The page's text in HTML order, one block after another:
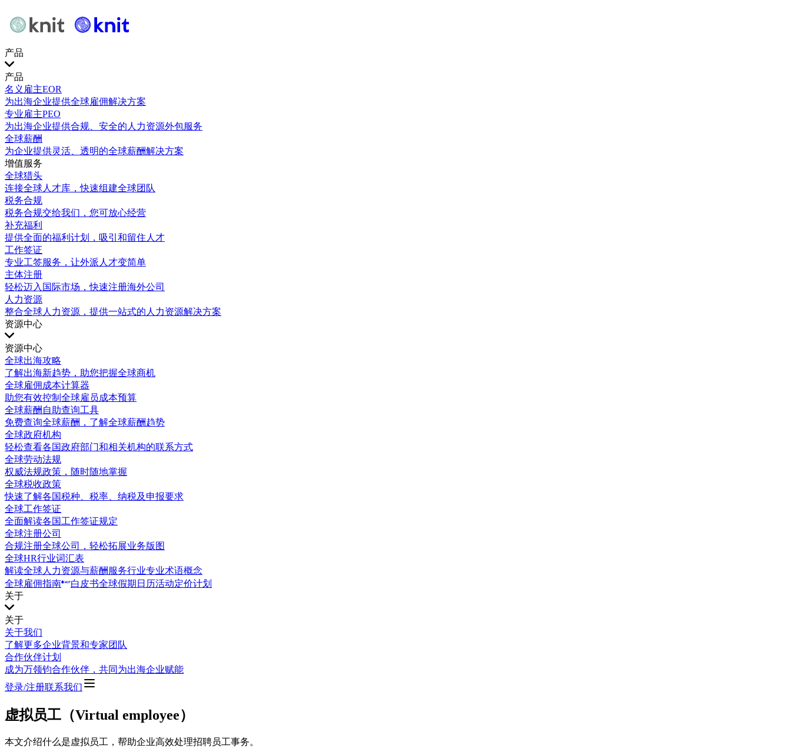
产品
产品
名义雇主EOR
为出海企业提供全球雇佣解决方案
专业雇主PEO
为出海企业提供合规、安全的人力资源外包服务
全球薪酬
为企业提供灵活、透明的全球薪酬解决方案
增值服务
全球猎头
连接全球人才库，快速组建全球团队
税务合规
税务合规交给我们，您可放心经营
补充福利
提供全面的福利计划，吸引和留住人才
工作签证
专业工签服务，让外派人才变简单
主体注册
轻松迈入国际市场，快速注册海外公司
人力资源
整合全球人力资源，提供一站式的人力资源解决方案
资源中心
资源中心
全球出海攻略
了解出海新趋势，助您把握全球商机
全球雇佣成本计算器
助您有效控制全球雇员成本预算
全球薪酬自助查询工具
免费查询全球薪酬，了解全球薪酬趋势
全球政府机构
轻松查看各国政府部门和相关机构的联系方式
全球劳动法规
权威法规政策，随时随地掌握
全球税收政策
快速了解各国税种、税率、纳税及申报要求
全球工作签证
全面解读各国工作签证规定
全球注册公司
合规注册全球公司，轻松拓展业务版图
全球HR行业词汇表
解读全球人力资源与薪酬服务行业专业术语概念
全球雇佣指南
白皮书全球假期日历活动定价计划
关于
关于
关于我们
了解更多企业背景和专家团队
合作伙伴计划
成为万领钧合作伙伴，共同为出海企业赋能
登录/注册联系我们
虚拟员工（Virtual employee）
本文介绍什么是虚拟员工，帮助企业高效处理招聘员工事务。